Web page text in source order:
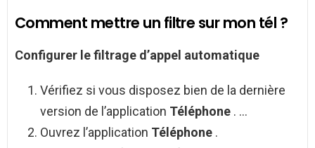
Comment mettre un filtre sur mon tél ?
Configurer le filtrage d’appel automatique
Vérifiez si vous disposez bien de la dernière
version de l’application Téléphone . …
Ouvrez l’application Téléphone .